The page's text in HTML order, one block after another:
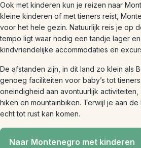
Ook met kinderen kun je reizen naar
kleine kinderen of met tieners reist,
voor het hele gezin. Natuurlijk reis je op
tempo ligt waar nodig een tandje lager
kindvriendelijke accommodaties en
De afstanden zijn, in dit land zo klein als
genoeg faciliteiten voor baby’s tot
oneindigheid aan avontuurlijk activiteiten,
hiken en mountainbiken. Terwijl je aan
echt tot rust kan komen.
Naar Montenegro met kinderen